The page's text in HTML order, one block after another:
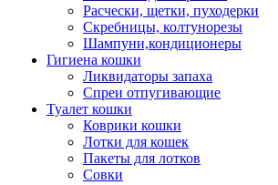
Расчески, щетки, пуходерки
Скребницы, колтунорезы
Шампуни,кондиционеры
Гигиена кошки
Ликвидаторы запаха
Спреи отпугивающие
Туалет кошки
Коврики кошки
Лотки для кошек
Пакеты для лотков
Совки